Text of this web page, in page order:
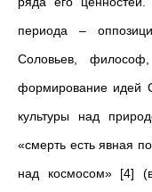
периода –
Соловьев,
формирование идей
культуры над
«смерть есть явная
над космосом» [4]